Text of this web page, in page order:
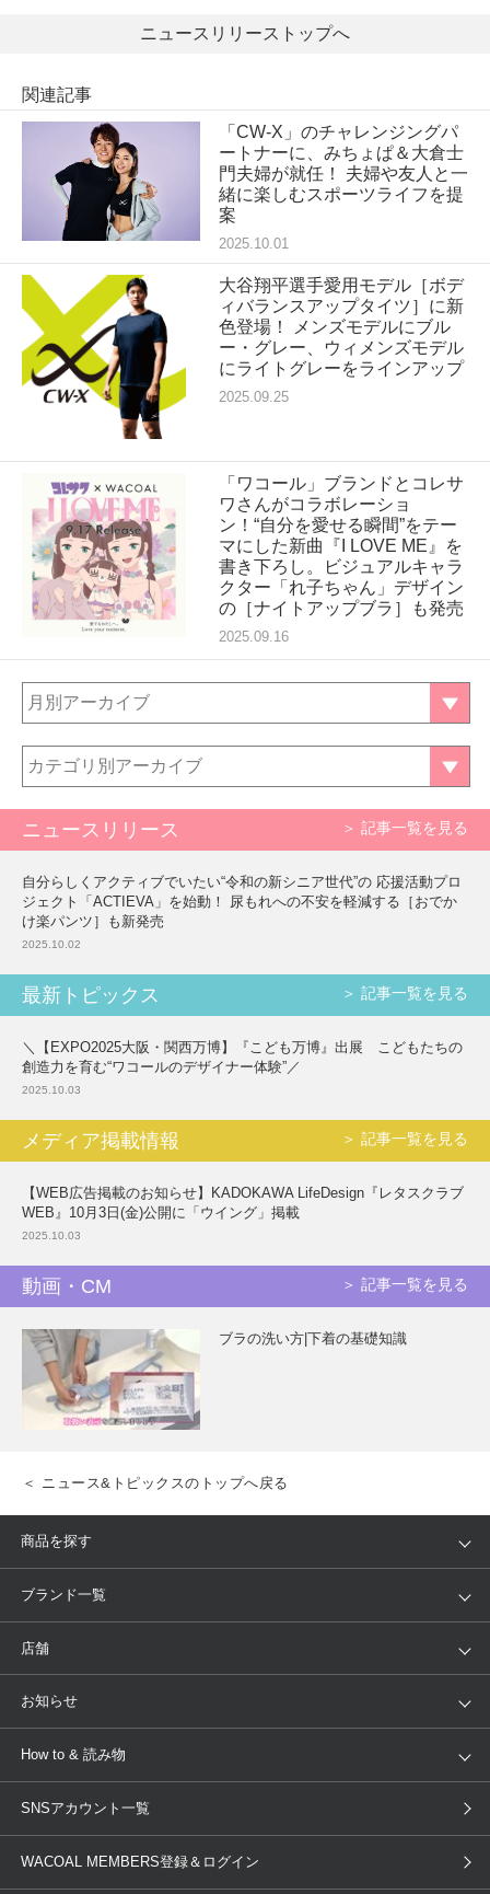
ニュースリリーストップへ
関連記事
「CW-X」のチャレンジングパ
ートナーに、みちょぱ＆大倉士
門夫婦が就任！ 夫婦や友人と一
緒に楽しむスポーツライフを提
案
2025.10.01
大谷翔平選手愛用モデル［ボデ
ィバランスアップタイツ］に新
色登場！ メンズモデルにブル
ー・グレー、ウィメンズモデル
にライトグレーをラインアップ
2025.09.25
「ワコール」ブランドとコレサ
ワさんがコラボレーショ
ン！“自分を愛せる瞬間”をテー
マにした新曲『I LOVE ME』を
書き下ろし。ビジュアルキャラ
クター「れ子ちゃん」デザイン
の［ナイトアップブラ］も発売
2025.09.16
月別アーカイブ
カテゴリ別アーカイブ
ニュースリリース ＞ 記事一覧を見る
自分らしくアクティブでいたい“令和の新シニア世代”の 応援活動プロ
ジェクト「ACTIEVA」を始動！ 尿もれへの不安を軽減する［おでか
け楽パンツ］も新発売
2025.10.02
最新トピックス ＞ 記事一覧を見る
＼【EXPO2025大阪・関西万博】『こども万博』出展 こどもたちの
創造力を育む“ワコールのデザイナー体験”／
2025.10.03
メディア掲載情報 ＞ 記事一覧を見る
【WEB広告掲載のお知らせ】KADOKAWA LifeDesign『レタスクラブ
WEB』10月3日(金)公開に「ウイング」掲載
2025.10.03
動画・CM ＞ 記事一覧を見る
ブラの洗い方|下着の基礎知識
＜ ニュース&トピックスのトップへ戻る
商品を探す
アイテム
トピックス
ブランド一覧
WACOAL
AMPHI une nana cool
OUR WACOAL
WACOAL Remamma
店舗
店舗を探す
ブラ無料診断
3Dボディスキャン
お知らせ
新着情報
商品回収
How to & 読み物
下着の基礎知識
ブラパン ワコールスタイル
SNSアカウント一覧
WACOAL MEMBERS登録＆ログイン